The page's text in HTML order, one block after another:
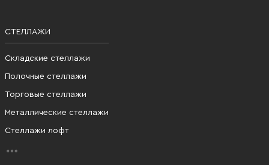
СТЕЛЛАЖИ
Складские стеллажи
Полочные стеллажи
Торговые стеллажи
Металлические стеллажи
Стеллажи лофт